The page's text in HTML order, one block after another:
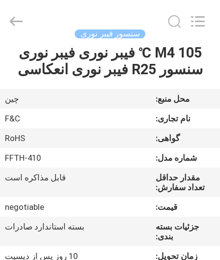
خانه
درباره
کارخانه
کیفیت
(Hunan)
Co.,Ltd.
Reserved.
سنسور فیبر نوری
M4 105 ℃ فیبر نوری فیبر نوری
سنسور R25 فیبر نوری انعکاسی
محل منبع:
چين
نام تجاری:
F&C
گواهی:
RoHS
شماره مدل:
FFTH-410
مقدار حداقل
تعداد سفارش:
قابل مذاکره است
قیمت:
negotiable
جزئیات بسته
بندی:
بسته استاندارد صادرات
زمان تحویل:
10 روز پس از دپسيت